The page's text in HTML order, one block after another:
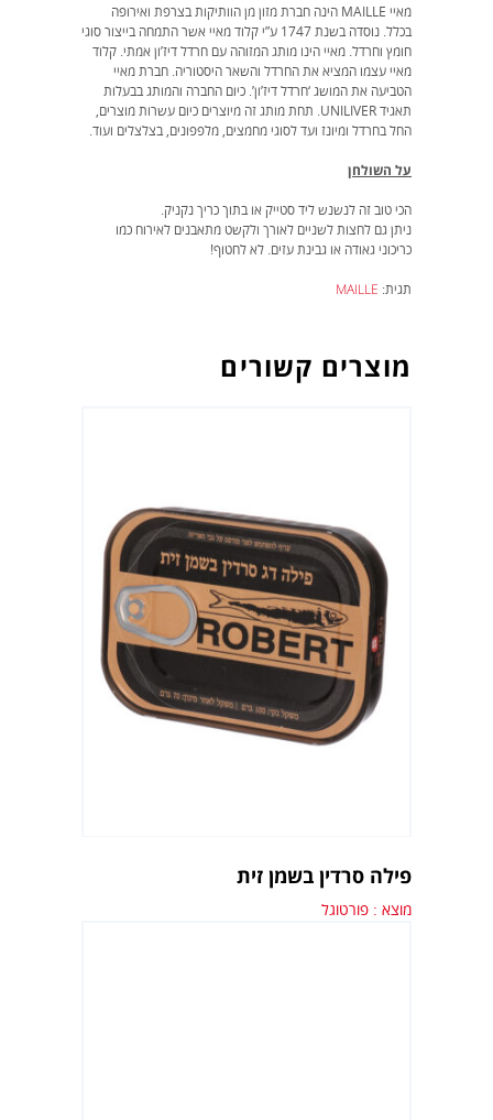
מאיי MAILLE הינה חברת מזון מן הוותיקות בצרפת ואירופה
בכלל. נוסדה בשנת 1747 ע”י קלוד מאיי אשר התמחה בייצור סוגי
חומץ וחרדל. מאיי הינו מותג המזוהה עם חרדל דיז’ון אמתי. קלוד
מאיי עצמו המציא את החרדל והשאר היסטוריה. חברת מאיי
הטביעה את המושג ‘חרדל דיז’ון’. כיום החברה והמותג בבעלות
תאגיד UNILIVER. תחת מותג זה מיוצרים כיום עשרות מוצרים,
החל בחרדל ומיונז ועד לסוגי מחמצים, מלפפונים, בצלצלים ועוד.
על השולחן
הכי טוב זה לנשנש ליד סטייק או בתוך כריך נקניק.
ניתן גם לחצות לשניים לאורך ולקשט מתאבנים לאירוח כמו
כריכוני גאודה או גבינת עזים. לא לחטוף!
תגית: MAILLE
מוצרים קשורים
פילה סרדין בשמן זית
מוצא : פורטוגל